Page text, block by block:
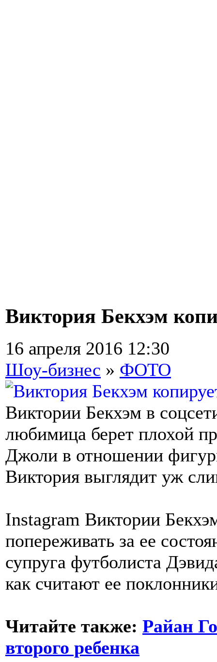
Виктория Бекхэм
16 апреля 2016 12:30
Шоу-бизнес » ФОТО
Виктории Бекхэм в
любимица берет плохой
Джоли в отношении
Виктория выглядит уж
Instagram Виктории
попереживать за ее
супруга футболиста
как считают ее
Читайте также: Райан
второго ребенка